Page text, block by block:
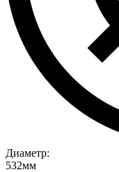
Диаметр:
532мм